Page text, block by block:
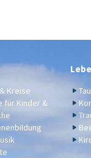
Kreise
für Kinder &